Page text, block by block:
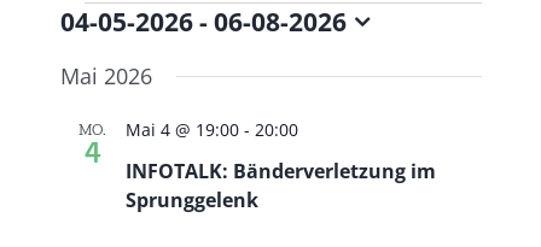
Veranstaltungen
04-05-2026 - 06-08-2026
wählen.
Mai 2026
MO.
4
INFOTALK: Bänderverletzung im
Sprunggelenk
Mai 4 @ 19:00- 20:00